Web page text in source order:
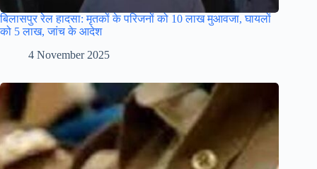
बिलासपुर रेल हादसा: मृतकों के परिजनों को 10 लाख मुआवजा, घायलों
को 5 लाख, जांच के आदेश
4 November 2025